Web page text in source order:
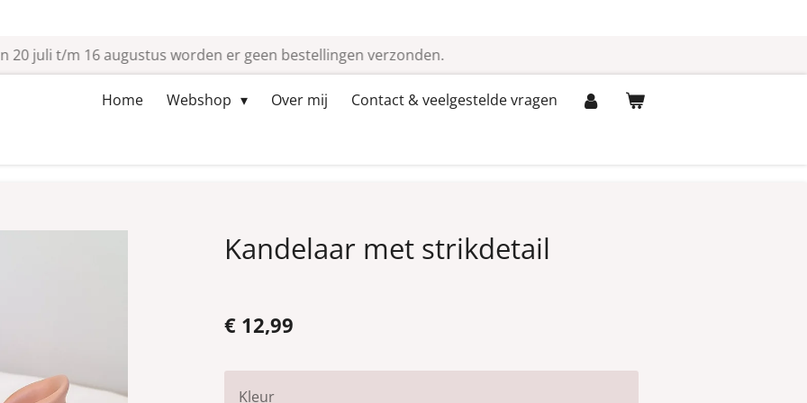
20 juli t/m 16 augustus worden er geen bestellingen verzonden.
Home Webshop Over mij Contact & veelgestelde vragen
Kandelaar met strikdetail
€ 12,99
Kleur